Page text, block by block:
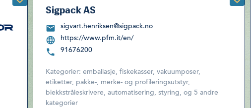
Sigpack AS
sigvart.henriksen@sigpack.no
https://www.pfm.it/en/
91676200
Kategorier:emballasje, fiskekasser, vakuumposer,
etiketter, pakke-, merke- og profileringsutstyr,
blekkstråleskrivere,automatisering, styring,og 5 andre
kategorier